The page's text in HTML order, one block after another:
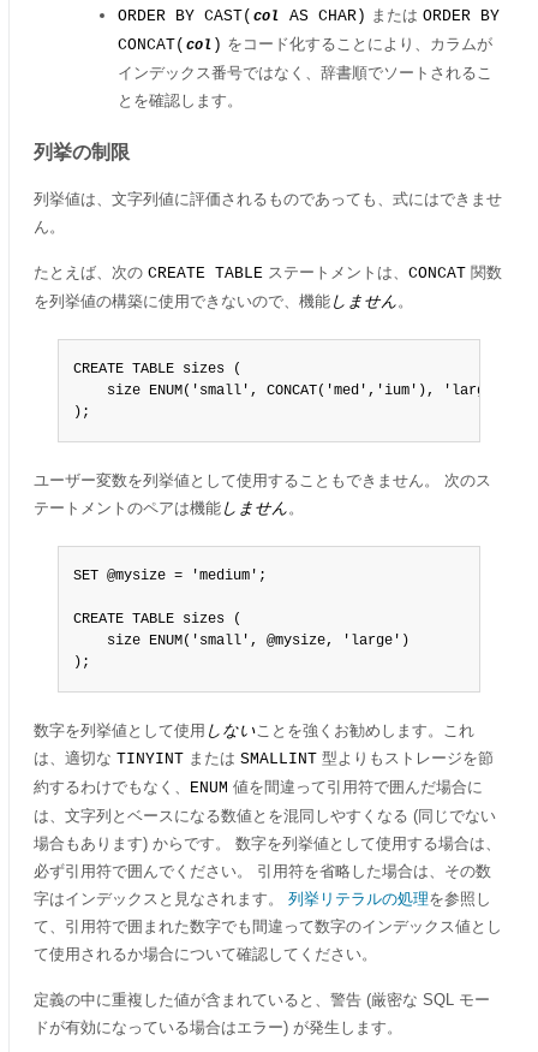
ORDER BY CAST( col AS CHAR) または ORDER BY
CONCAT( col ) をコード化することにより、カラムが
インデックス番号ではなく、辞書順でソートされるこ
とを確認します。
列挙の制限
列挙値は、文字列値に評価されるものであっても、式にはできませ
ん。
たとえば、次の CREATE TABLE ステートメントは、 CONCAT 関数
を列挙値の構築に使用できないので、機能 しません。
CREATE TABLE sizes (
    size ENUM('small', CONCAT('med','ium'), 'large')
);
ユーザー変数を列挙値として使用することもできません。 次のス
テートメントのペアは機能 しません。
SET @mysize = 'medium';
CREATE TABLE sizes (
    size ENUM('small', @mysize, 'large')
);
数字を列挙値として使用 しないことを強くお勧めします。これ
は、適切な TINYINT または SMALLINT 型よりもストレージを節
約するわけでもなく、 ENUM 値を間違って引用符で囲んだ場合に
は、文字列とベースになる数値とを混同しやすくなる (同じでない
場合もあります) からです。 数字を列挙値として使用する場合は、
必ず引用符で囲んでください。 引用符を省略した場合は、その数
字はインデックスと見なされます。 列挙リテラルの処理を参照し
て、引用符で囲まれた数字でも間違って数字のインデックス値とし
て使用されるか場合について確認してください。
定義の中に重複した値が含まれていると、警告 (厳密な SQL モー
ドが有効になっている場合はエラー) が発生します。